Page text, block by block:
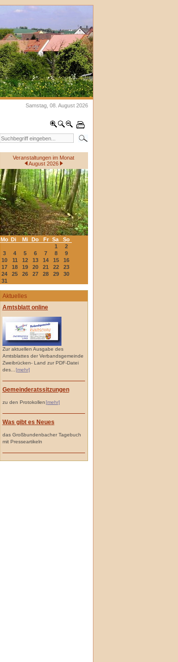
Samstag, 08. August 2026
Veranstaltungen im Monat
August 2026
Mo Di Mi Do Fr Sa
So
1
2
3
4 5 6 7 8
9
10
11 12 13 14 15
16
17
18 19 20 21 22
23
24
25 26 27 28 29
30
31
Aktuelles
Amtsblatt online
Zur aktuellen Ausgabe des
Amtsblattes der Verbandsgemeinde
Zweibrücken- Land zur PDF-Datei
des...
[mehr]
Gemeinderatssitzungen
zu den Protokollen[mehr]
Was gibt es Neues
das Großbundenbacher Tagebuch
mit Presseartikeln